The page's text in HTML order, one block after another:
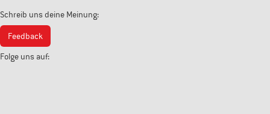
Schreib uns deine Meinung:
Feedback
Folge uns auf: